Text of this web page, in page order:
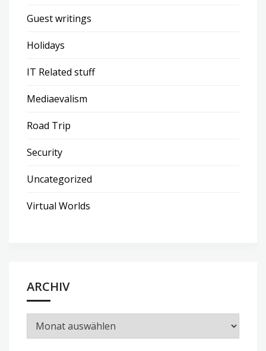
Guest writings
Holidays
IT Related stuff
Mediaevalism
Road Trip
Security
Uncategorized
Virtual Worlds
ARCHIV
Archiv